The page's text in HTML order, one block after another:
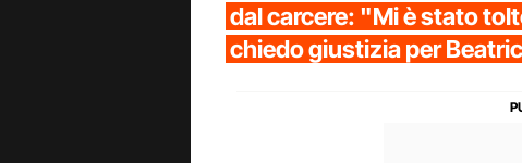
dal carcere: "Mi è stato
chiedo giustizia per